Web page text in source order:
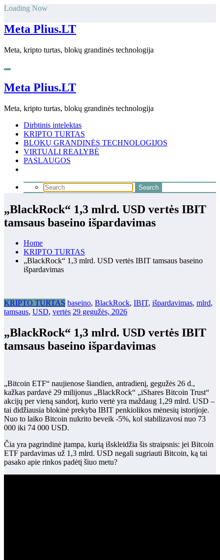
Skip
content
Loading Now
Meta Plius.LT
Meta, kripto turtas, blokų grandinės technologija
Meta Plius.LT
Meta, kripto turtas, blokų grandinės technologija
Dirbtinis intelektas
KRIPTO TURTAS
BLOKŲ GRANDINĖS TECHNOLOGIJOS
VIRTUALI REALYBĖ
PASLAUGOS
„BlackRock“ 1,3 mlrd. USD vertės IBIT
tamsaus baseino išpardavimas
Home
KRIPTO TURTAS
„BlackRock“ 1,3 mlrd. USD vertės IBIT tamsaus baseino
išpardavimas
KRIPTO TURTAS baseino, BlackRock, IBIT, išpardavimas, mlrd,
tamsaus, USD, vertės 29 gegužės, 2026
„BlackRock“ 1,3 mlrd. USD vertės IBIT
tamsaus baseino išpardavimas
„Bitcoin ETF“ naujienose šiandien, antradienį, gegužės 26 d.,
kažkas pardavė 29 milijonus „BlackRock“ „iShares Bitcoin Trust“
akcijų per vieną sandorį, kurio vertė yra maždaug 1,29 mlrd. USD –
tai didžiausia blokinė prekyba IBIT penkiolikos mėnesių istorijoje.
Nuo to laiko Bitcoin nukrito beveik -5%, kol stabilizavosi nuo 73
000 iki 74 000 USD.
Čia yra pagrindinė įtampa, kurią išskleidžia šis straipsnis: jei Bitcoin
ETF pardavimas už 1,3 mlrd. USD negali sugriauti Bitcoin, ką tai
pasako apie rinkos padėtį šiuo metu?